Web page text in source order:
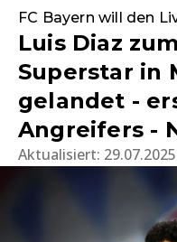
FC Bayern will den
Luis Diaz
Superstar in
gelandet -
Angreifers -
Aktualisiert: